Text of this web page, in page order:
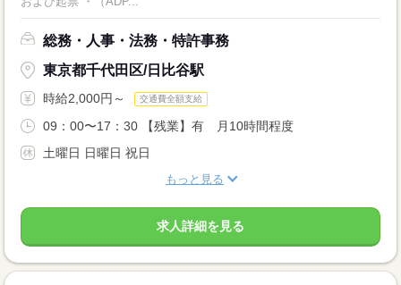
総務・人事・法務・特許事務
東京都千代田区/日比谷駅
時給2,000円～ 交通費全額支給
09：00〜17：30 【残業】有 月10時間程度
土曜日 日曜日 祝日
もっと見る
求人詳細を見る